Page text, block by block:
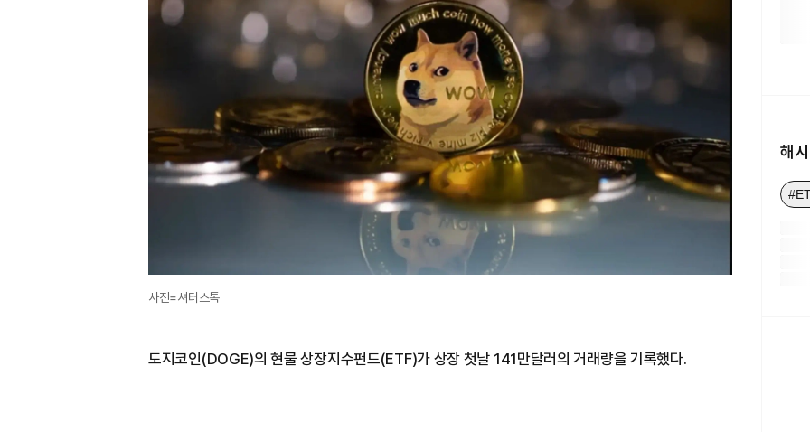
사진=셔터스톡
도지코인(DOGE)의 현물 상장지수펀드(ETF)가 상장 첫날 141만달러의 거래량을 기록했다.
해